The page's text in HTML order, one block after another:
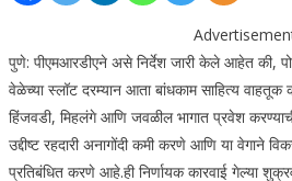
पुणे: पीएमआरडीएने असे निर्देश जारी केले आहेत की,
वेळेच्या स्लॉट दरम्यान आता बांधकाम साहित्य
हिंजवडी, मिहलंगे आणि जवळील भागात प्रवेश
उद्दीष्ट रहदारी अनागोंदी कमी करणे आणि या वेगाने
प्रतिबंधित करणे आहे.ही निर्णायक कारवाई गेल्या